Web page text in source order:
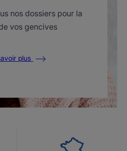
nos dossiers pour la
vos gencives
plus